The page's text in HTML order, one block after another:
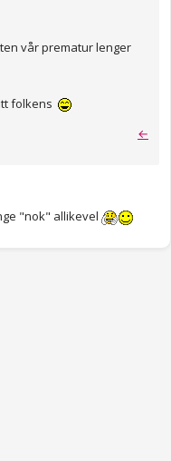
vår prematur lenger
folkens
←
"nok" allikevel